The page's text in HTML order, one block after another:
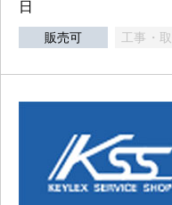
日
販売可 工事・